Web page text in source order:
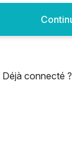
Déjà connecté ?